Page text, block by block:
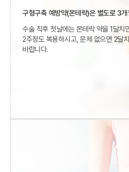
구형구축 예방약(몬테락)은 별도로 3
수술 직후 첫날에는 몬테락 약을 1달치
2주정도 복용하시고, 문제 없으면 2달
바랍니다.